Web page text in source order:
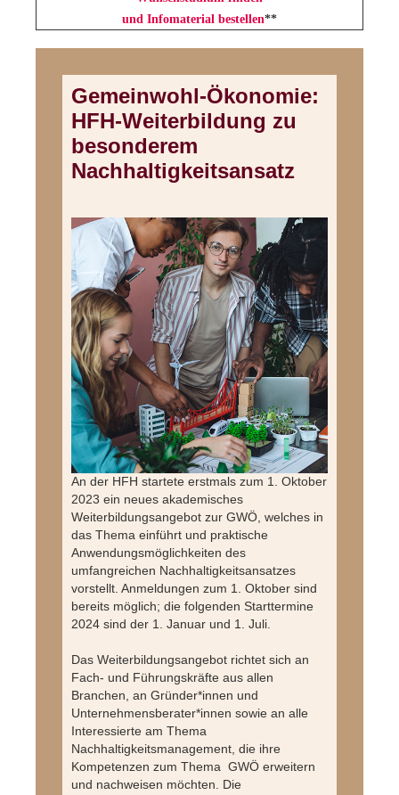
und Infomaterial bestellen**
Gemeinwohl-Ökonomie:
HFH-Weiterbildung zu
besonderem
Nachhaltigkeitsansatz
An der HFH startete erstmals zum 1. Oktober
2023 ein neues akademisches
Weiterbildungs­angebot zur GWÖ, welches in
das Thema einführt und praktische
Anwendungsmöglichkeiten des
umfangreichen Nachhaltigkeitsansatzes
vorstellt. Anmeldungen zum 1. Oktober sind
bereits möglich; die folgenden Starttermine
2024 sind der 1. Januar und 1. Juli.
Das Weiterbildungsangebot richtet sich an
Fach- und Führungskräfte aus allen
Branchen, an Gründer*innen und
Unternehmensberater*innen sowie an alle
Interessierte am Thema
Nachhaltigkeitsmanagement, die ihre
Kompetenzen zum Thema GWÖ erweitern
und nachweisen möchten. Die